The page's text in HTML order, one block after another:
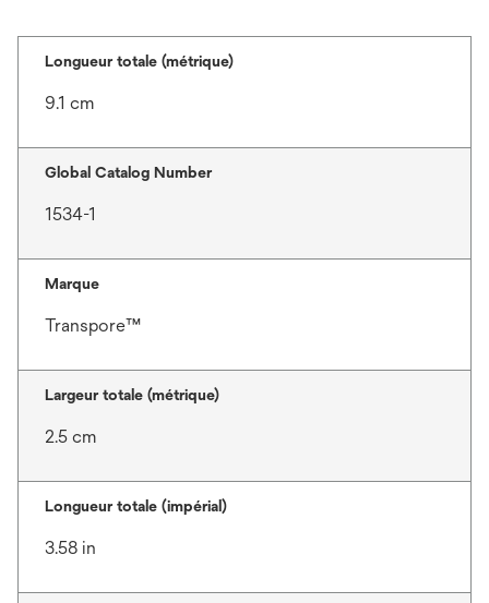
Longueur totale (métrique)
9.1 cm
Global Catalog Number
1534-1
Marque
Transpore™
Largeur totale (métrique)
2.5 cm
Longueur totale (impérial)
3.58 in